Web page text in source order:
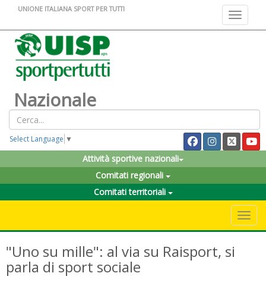
Toggle
UNIONE ITALIANA SPORT PER TUTTI
Nazionale
Select Language ▼
Attività sportive nazionali
Comitati regionali
Comitati territoriali
"Uno su mille": al via su Raisport, si
parla di sport sociale